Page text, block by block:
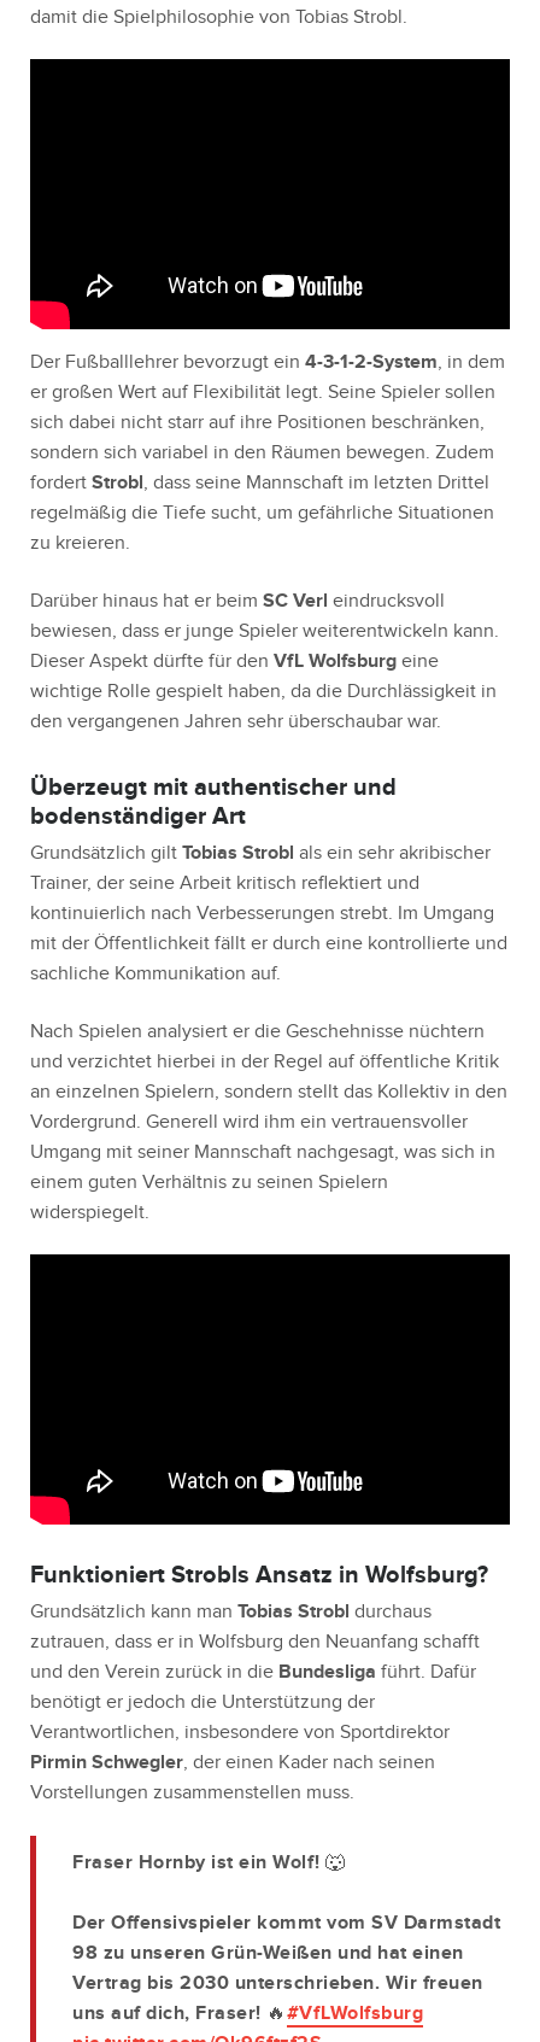
damit die Spielphilosophie von Tobias Strobl.
Der Fußballlehrer bevorzugt ein 4-3-1-2-System, in dem
er großen Wert auf Flexibilität legt. Seine Spieler sollen
sich dabei nicht starr auf ihre Positionen beschränken,
sondern sich variabel in den Räumen bewegen. Zudem
fordert Strobl, dass seine Mannschaft im letzten Drittel
regelmäßig die Tiefe sucht, um gefährliche Situationen
zu kreieren.
Darüber hinaus hat er beim SC Verl eindrucksvoll
bewiesen, dass er junge Spieler weiterentwickeln kann.
Dieser Aspekt dürfte für den VfL Wolfsburg eine
wichtige Rolle gespielt haben, da die Durchlässigkeit in
den vergangenen Jahren sehr überschaubar war.
Überzeugt mit authentischer und
bodenständiger Art
Grundsätzlich gilt Tobias Strobl als ein sehr akribischer
Trainer, der seine Arbeit kritisch reflektiert und
kontinuierlich nach Verbesserungen strebt. Im Umgang
mit der Öffentlichkeit fällt er durch eine kontrollierte und
sachliche Kommunikation auf.
Nach Spielen analysiert er die Geschehnisse nüchtern
und verzichtet hierbei in der Regel auf öffentliche Kritik
an einzelnen Spielern, sondern stellt das Kollektiv in den
Vordergrund. Generell wird ihm ein vertrauensvoller
Umgang mit seiner Mannschaft nachgesagt, was sich in
einem guten Verhältnis zu seinen Spielern
widerspiegelt.
Funktioniert Strobls Ansatz in Wolfsburg?
Grundsätzlich kann man Tobias Strobl durchaus
zutrauen, dass er in Wolfsburg den Neuanfang schafft
und den Verein zurück in die Bundesliga führt. Dafür
benötigt er jedoch die Unterstützung der
Verantwortlichen, insbesondere von Sportdirektor
Pirmin Schwegler, der einen Kader nach seinen
Vorstellungen zusammenstellen muss.
Fraser Hornby ist ein Wolf! 🐺
Der Offensivspieler kommt vom SV Darmstadt
98 zu unseren Grün-Weißen und hat einen
Vertrag bis 2030 unterschrieben. Wir freuen
uns auf dich, Fraser! 🔥 #VfLWolfsburg